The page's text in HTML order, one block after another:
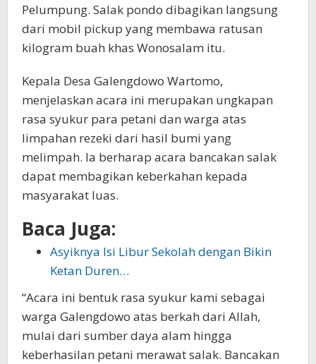
Pelumpung. Salak pondo dibagikan langsung
dari mobil pickup yang membawa ratusan
kilogram buah khas Wonosalam itu.
Kepala Desa Galengdowo Wartomo,
menjelaskan acara ini merupakan ungkapan
rasa syukur para petani dan warga atas
limpahan rezeki dari hasil bumi yang
melimpah. Ia berharap acara bancakan salak
dapat membagikan keberkahan kepada
masyarakat luas.
Baca Juga:
Asyiknya Isi Libur Sekolah dengan Bikin
Ketan Duren…
“Acara ini bentuk rasa syukur kami sebagai
warga Galengdowo atas berkah dari Allah,
mulai dari sumber daya alam hingga
keberhasilan petani merawat salak. Bancakan